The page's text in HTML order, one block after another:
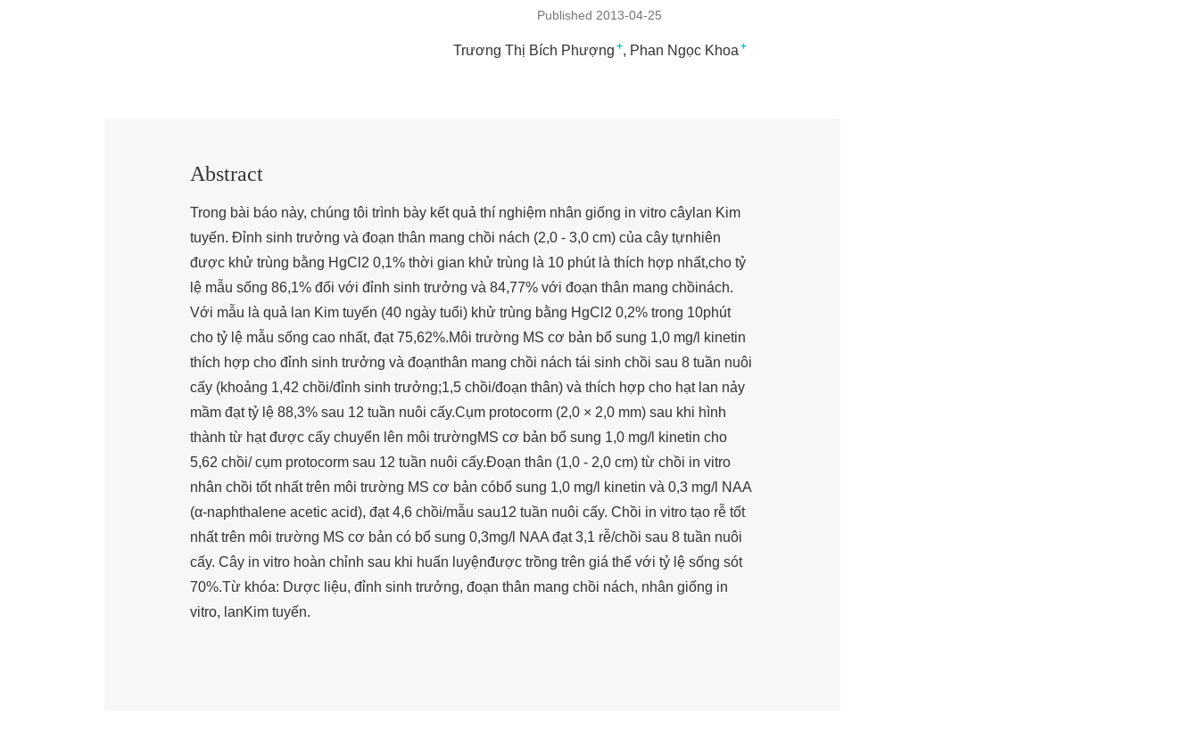
Published 2013-04-25
Trương Thị Bích Phượng + Phan Ngọc Khoa +
Abstract
Trong bài báo này, chúng tôi trình bày kết quả thí nghiệm nhân giống in vitro câylan Kim
tuyến. Đỉnh sinh trưởng và đoạn thân mang chồi nách (2,0 - 3,0 cm) của cây tựnhiên
được khử trùng bằng HgCl2 0,1% thời gian khử trùng là 10 phút là thích hợp nhất,cho tỷ
lệ mẫu sống 86,1% đối với đỉnh sinh trưởng và 84,77% với đoạn thân mang chồinách.
Với mẫu là quả lan Kim tuyến (40 ngày tuổi) khử trùng bằng HgCl2 0,2% trong 10phút
cho tỷ lệ mẫu sống cao nhất, đạt 75,62%.Môi trường MS cơ bản bổ sung 1,0 mg/l kinetin
thích hợp cho đỉnh sinh trưởng và đoạnthân mang chồi nách tái sinh chồi sau 8 tuần nuôi
cấy (khoảng 1,42 chồi/đỉnh sinh trưởng;1,5 chồi/đoạn thân) và thích hợp cho hạt lan nảy
mầm đạt tỷ lệ 88,3% sau 12 tuần nuôi cấy.Cụm protocorm (2,0 × 2,0 mm) sau khi hình
thành từ hạt được cấy chuyển lên môi trườngMS cơ bản bổ sung 1,0 mg/l kinetin cho
5,62 chồi/ cụm protocorm sau 12 tuần nuôi cấy.Đoạn thân (1,0 - 2,0 cm) từ chồi in vitro
nhân chồi tốt nhất trên môi trường MS cơ bản cóbổ sung 1,0 mg/l kinetin và 0,3 mg/l NAA
(α-naphthalene acetic acid), đạt 4,6 chồi/mẫu sau12 tuần nuôi cấy. Chồi in vitro tạo rễ tốt
nhất trên môi trường MS cơ bản có bổ sung 0,3mg/l NAA đạt 3,1 rễ/chồi sau 8 tuần nuôi
cấy. Cây in vitro hoàn chỉnh sau khi huấn luyệnđược trồng trên giá thể với tỷ lệ sống sót
70%.Từ khóa: Dược liệu, đỉnh sinh trưởng, đoạn thân mang chồi nách, nhân giống in
vitro, lanKim tuyến.